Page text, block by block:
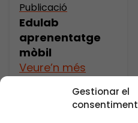
Gestionar el
consentiment
Publicació
Edulab
aprenentatge
mòbil
Veure’n més